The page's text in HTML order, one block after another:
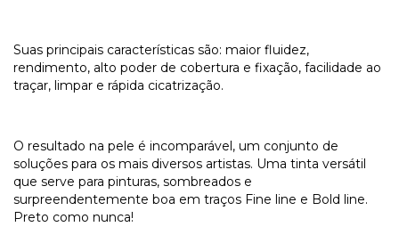
Suas principais características são: maior fluidez,
rendimento, alto poder de cobertura e fixação, facilidade ao
traçar, limpar e rápida cicatrização.
O resultado na pele é incomparável, um conjunto de
soluções para os mais diversos artistas. Uma tinta versátil
que serve para pinturas, sombreados e
surpreendentemente boa em traços Fine line e Bold line.
Preto como nunca!